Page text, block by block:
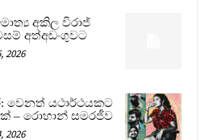
අකිල විරාජ්
අත්අඩංගුවට
2026
වෙනත් යථාර්ථයකට
– රොහාන් සමරජීව
2026